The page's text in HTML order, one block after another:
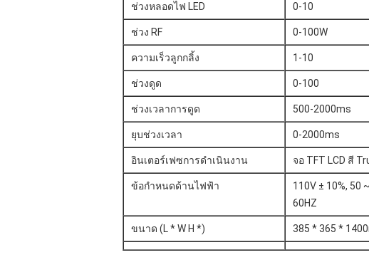
ช่วงหลอดไฟ LED 0-10
ช่วง RF 0-100W
ความเร็วลูกกลิ้ง 1-10
ช่วงดูด 0-100
ช่วงเวลาการดูด 500-2000ms
ยุบช่วงเวลา 0-2000ms
อินเตอร์เฟซการดำเนินงาน จอ TFT LCD สี
ข้อกำหนดด้านไฟฟ้า
110V ± 10%, 50
60HZ
ขนาด (L * W H *) 385 * 365 *